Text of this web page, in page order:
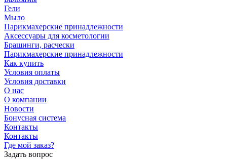
Гели
Мыло
Парикмахерские принадлежности
Аксессуары для косметологии
Брашинги, расчески
Парикмахерские принадлежности
Как купить
Условия оплаты
Условия доставки
О нас
О компании
Новости
Бонусная система
Контакты
Контакты
Где мой заказ?
Задать вопрос